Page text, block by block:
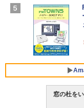
窓の杜を